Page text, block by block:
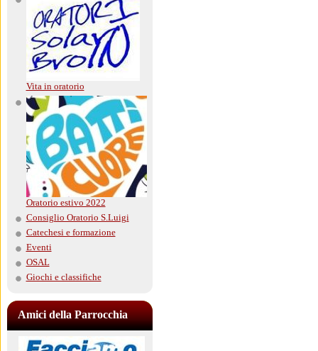
Vita in oratorio
Oratorio estivo 2022
Consiglio Oratorio S.Luigi
Catechesi e formazione
Eventi
OSAL
Giochi e classifiche
Amici della Parrocchia